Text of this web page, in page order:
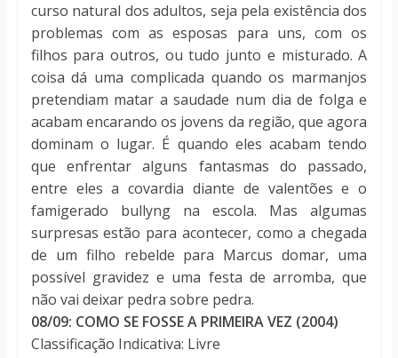
curso natural dos adultos, seja pela existência dos
problemas com as esposas para uns, com os
filhos para outros, ou tudo junto e misturado. A
coisa dá uma complicada quando os marmanjos
pretendiam matar a saudade num dia de folga e
acabam encarando os jovens da região, que agora
dominam o lugar. É quando eles acabam tendo
que enfrentar alguns fantasmas do passado,
entre eles a covardia diante de valentões e o
famigerado bullyng na escola. Mas algumas
surpresas estão para acontecer, como a chegada
de um filho rebelde para Marcus domar, uma
possível gravidez e uma festa de arromba, que
não vai deixar pedra sobre pedra.
08/09: COMO SE FOSSE A PRIMEIRA VEZ (2004)
Classificação Indicativa: Livre